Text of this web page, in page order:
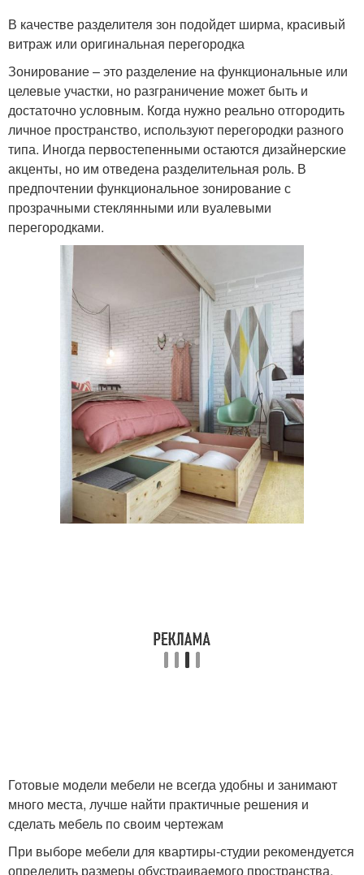
В качестве разделителя зон подойдет ширма, красивый
витраж или оригинальная перегородка
Зонирование – это разделение на функциональные или
целевые участки, но разграничение может быть и
достаточно условным. Когда нужно реально отгородить
личное пространство, используют перегородки разного
типа. Иногда первостепенными остаются дизайнерские
акценты, но им отведена разделительная роль. В
предпочтении функциональное зонирование с
прозрачными стеклянными или вуалевыми
перегородками.
Готовые модели мебели не всегда удобны и занимают
много места, лучше найти практичные решения и
сделать мебель по своим чертежам
При выборе мебели для квартиры-студии рекомендуется
определить размеры обустраиваемого пространства.